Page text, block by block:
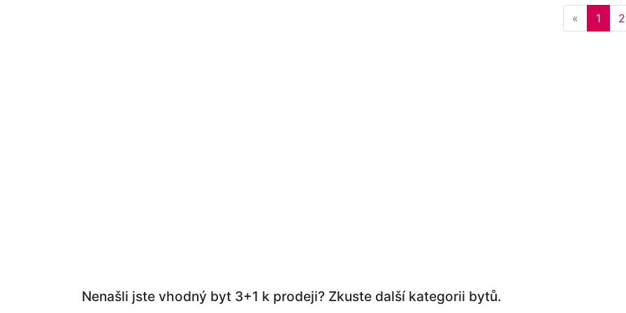
« Previous
1 2
Nenašli jste vhodný byt 3+1 k prodeji? Zkuste další kategorii bytů.